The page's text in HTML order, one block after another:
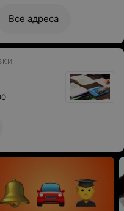
человек.
языка,
простом виде,
понять, казалось
тебя частичку
планирую
здесь!
Все адреса